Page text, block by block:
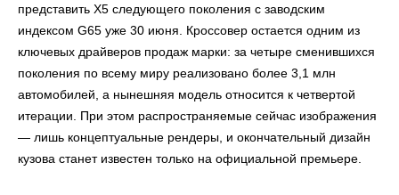
представить X5 следующего поколения с заводским
индексом G65 уже 30 июня. Кроссовер остается одним из
ключевых драйверов продаж марки: за четыре сменившихся
поколения по всему миру реализовано более 3,1 млн
автомобилей, а нынешняя модель относится к четвертой
итерации. При этом распространяемые сейчас изображения
— лишь концептуальные рендеры, и окончательный дизайн
кузова станет известен только на официальной премьере.